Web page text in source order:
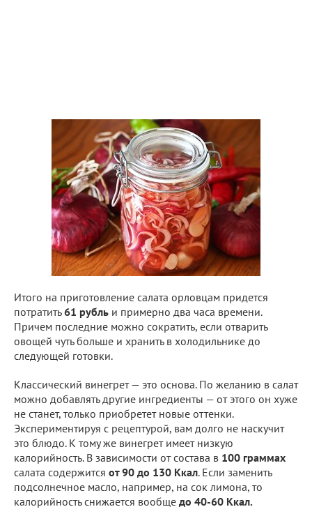
Итого на приготовление салата орловцам придется
потратить61 рубль и примерно два часа времени.
Причем последние можно сократить, если отварить
овощей чуть больше и хранить в холодильнике до
следующей готовки.
Классический винегрет — это основа. По желанию в салат
можно добавлять другие ингредиенты — от этого он хуже
не станет, только приобретет новые оттенки.
Экспериментируя с рецептурой, вам долго не наскучит
это блюдо. К тому же винегрет имеет низкую
калорийность. В зависимости от состава в 100 граммах
салата содержится от 90 до 130 Ккал. Если заменить
подсолнечное масло, например, на сок лимона, то
калорийность снижается вообще до 40-60 Ккал.